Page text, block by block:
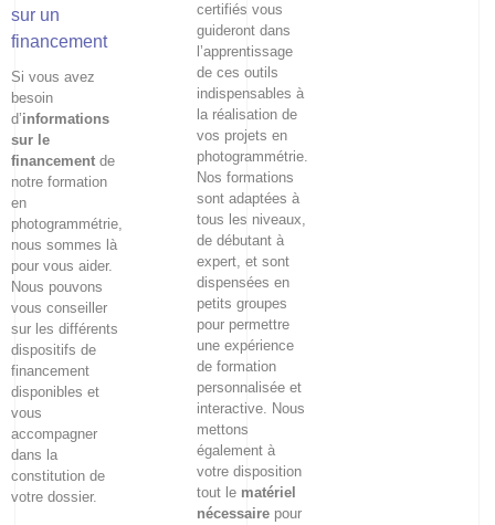
sur un
financement
Si vous avez
besoin
d’informations
sur le
financement de
notre formation
en
photogrammétrie,
nous sommes là
pour vous aider.
Nous pouvons
vous conseiller
sur les différents
dispositifs de
financement
disponibles et
vous
accompagner
dans la
constitution de
votre dossier.
certifiés vous
guideront dans
l’apprentissage
de ces outils
indispensables à
la réalisation de
vos projets en
photogrammétrie.
Nos formations
sont adaptées à
tous les niveaux,
de débutant à
expert, et sont
dispensées en
petits groupes
pour permettre
une expérience
de formation
personnalisée et
interactive. Nous
mettons
également à
votre disposition
tout le matériel
nécessaire pour